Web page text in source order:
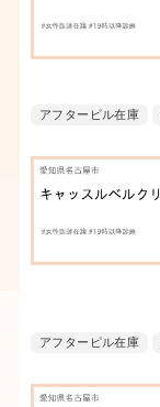
アフターピル在庫
アフターピル在庫